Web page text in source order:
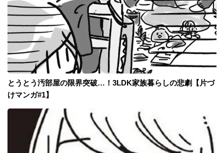
とうとう汚部屋の限界突破…！3LDK家族暮らしの悲劇【片づ
けマンガ#1】